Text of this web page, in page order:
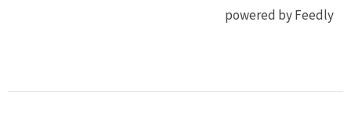
powered by Feedly